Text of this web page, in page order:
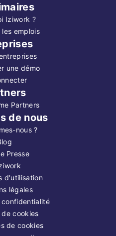
Iziwork ?
les emplois
une démo
Partners
de nous
nous ?
Presse
d'utilisation
légales
confidentialité
cookies
de cookies